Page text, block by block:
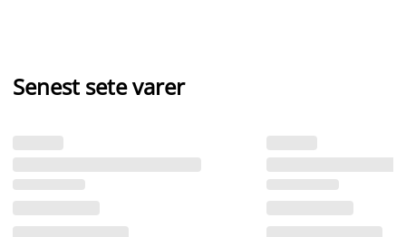
Senest sete varer